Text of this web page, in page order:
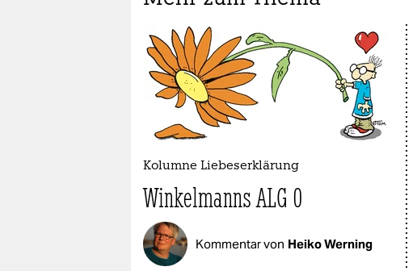
Kolumne Liebeserklärung
Winkelmanns ALG 0
Kommentar von Heiko Werning